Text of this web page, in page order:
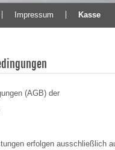
Impressum Kasse
(AGB) der
erfolgen ausschließlich